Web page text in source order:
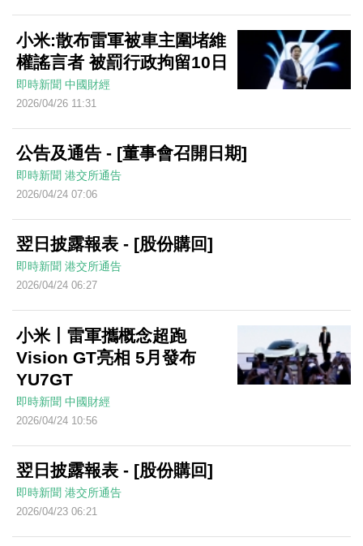
小米:散布雷軍被車主圍堵維
權謠言者 被罰行政拘留10日
即時新聞 中國財經
2026/04/26 11:31
公告及通告 - [董事會召開日期]
即時新聞 港交所通告
2026/04/24 07:06
翌日披露報表 - [股份購回]
即時新聞 港交所通告
2026/04/24 06:27
小米丨雷軍攜概念超跑
Vision GT亮相 5月發布
YU7GT
即時新聞 中國財經
2026/04/24 10:56
翌日披露報表 - [股份購回]
即時新聞 港交所通告
2026/04/23 06:21